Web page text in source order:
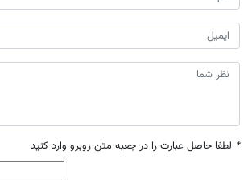
* لطفا حاصل عبارت را در جعبه متن روبرو وارد کنید